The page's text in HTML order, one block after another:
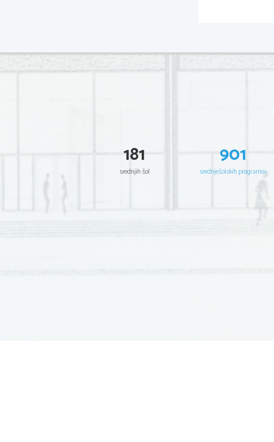
181
srednjih šol
901
srednješolskih programov